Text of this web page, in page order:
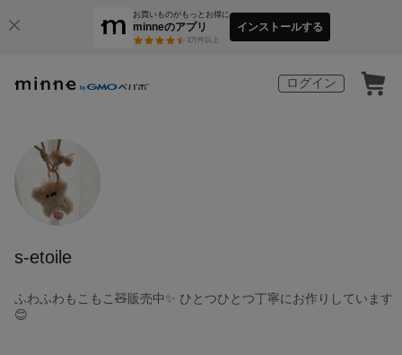
お買いものがもっとお得に
minneのアプリ
3万件以上
インストールする
ログイン
s-etoile
ふわふわもこもこ🧸販売中✨ ひとつひとつ丁寧にお作りしています
😊